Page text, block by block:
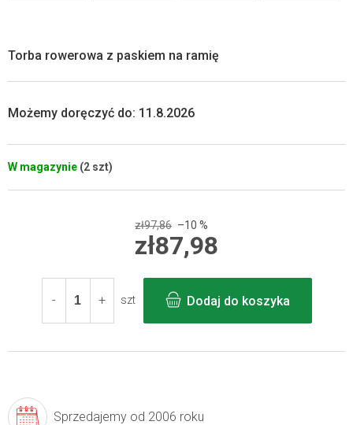
W magazynie (2 szt)
Możemy doręczyć do: 11.8.2026
Torba rowerowa z paskiem na ramię
zł97,86 –10 %
zł87,98
jednostkowa:
szt
Dodaj do koszyka
Sprzedajemy od 2006 roku